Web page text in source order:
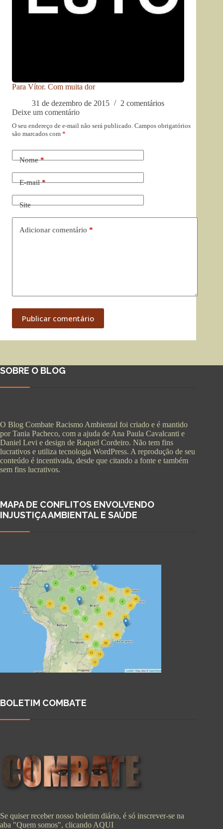
Para Vítor. Com muita dor
31 de dezembro de 2015
2 comentários
Deixe um comentário
O seu endereço de e-mail não será publicado. Campos obrigatórios
são marcados com *
Nome*
E-mail*
Site
Adicionar comentário *
Publicar comentário
SOBRE O BLOG
O Blog Combate Racismo Ambiental foi criado e é mantido
por Tania Pacheco, com a ajuda de Ana Paula Cavalcanti e
Daniel Levi e design de Raquel Cordeiro. Não tem fins
lucrativos e utiliza tecnologia WordPress. A reprodução de seu
conteúdo é incentivada, desde que citando a fonte e também
sem fins lucrativos.
MAPA DE CONFLITOS ENVOLVENDO
INJUSTIÇA AMBIENTAL E SAÚDE
BOLETIM COMBATE
Se quiser receber nosso boletim diário, é só inscrever-se na
aba "Quem somos", clicando AQUI